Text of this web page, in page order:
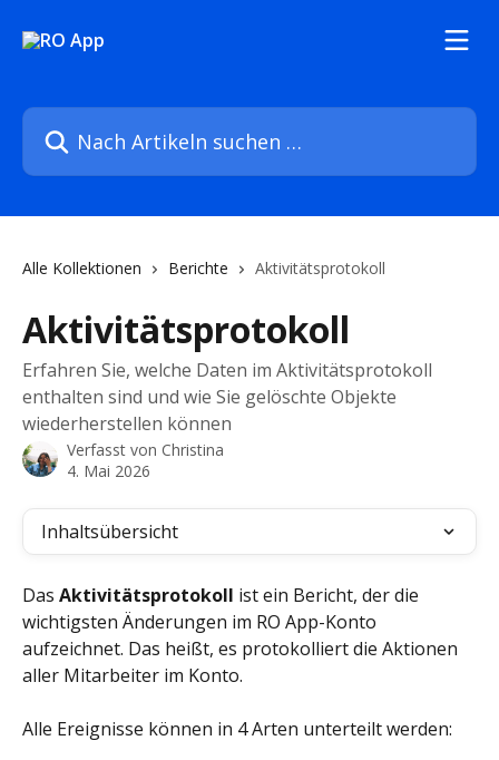
Nach Artikeln suchen …
Alle Kollektionen Berichte Aktivitätsprotokoll
Aktivitätsprotokoll
Erfahren Sie, welche Daten im Aktivitätsprotokoll
enthalten sind und wie Sie gelöschte Objekte
wiederherstellen können
Verfasst von Christina
4. Mai 2026
Inhaltsübersicht
Das Aktivitätsprotokoll ist ein Bericht, der die
wichtigsten Änderungen im RO App-Konto
aufzeichnet. Das heißt, es protokolliert die Aktionen
aller Mitarbeiter im Konto.
Alle Ereignisse können in 4 Arten unterteilt werden: